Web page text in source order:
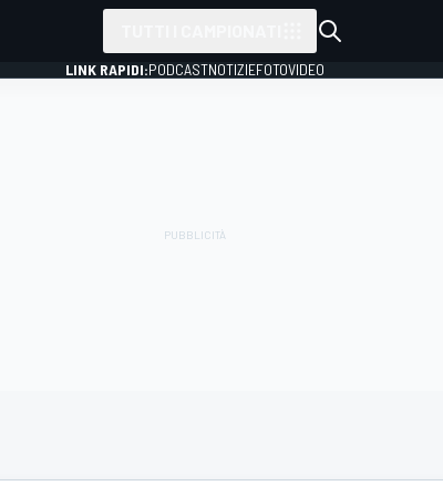
LINK RAPIDI:PODCASTNOTIZIEFOTOVIDEO